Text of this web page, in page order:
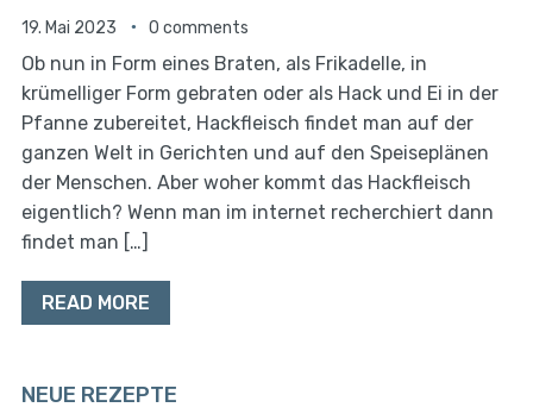
19. Mai 2023 0 comments
Ob nun in Form eines Braten, als Frikadelle, in
krümelliger Form gebraten oder als Hack und Ei in der
Pfanne zubereitet, Hackfleisch findet man auf der
ganzen Welt in Gerichten und auf den Speiseplänen
der Menschen. Aber woher kommt das Hackfleisch
eigentlich? Wenn man im internet recherchiert dann
findet man […]
READ MORE
NEUE REZEPTE